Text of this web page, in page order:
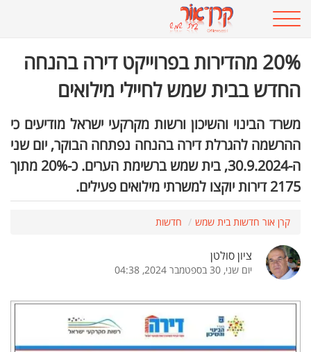
20% מהדירות בפרוייקט דירה בהנחה
החדש בבית שמש לחיילי מילואים
משרד הבינוי והשיכון ורשות מקרקעי ישראל מודיעים כי
ההרשמה להגרלת דירה בהנחה נפתחה הבוקר, יום שני
ה-30.9.2024, בית שמש ברשימת הערים. כ-20% מתוך
2175 דירות יוקצו למשרתי מילואים פעילים.
קרן אור חדשות בית שמש חדשות
ציון סולטן
יום שני, 30 בספטמבר 2024, 04:38